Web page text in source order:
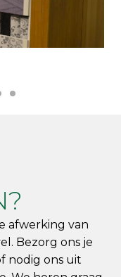
afwerking van
Bezorg ons je
nodig ons uit